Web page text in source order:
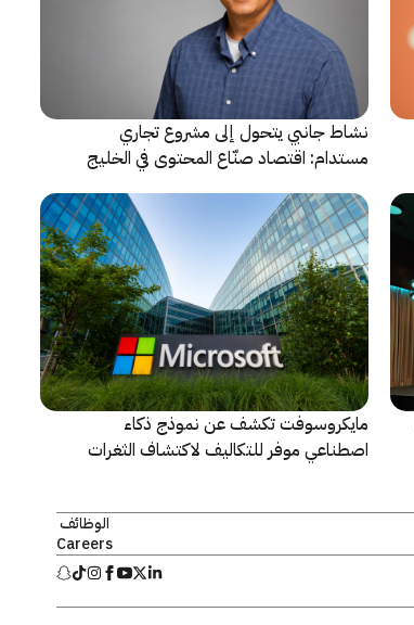
نشاط جانبي يتحول إلى مشروع تجاري
مستدام: اقتصاد صنّاع المحتوى في الخليج
مايكروسوفت تكشف عن نموذج ذكاء
اصطناعي موفر للتكاليف لاكتشاف الثغرات
الوظائف
Careers